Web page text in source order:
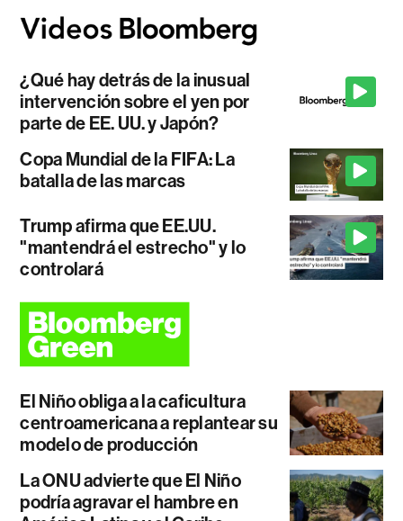
¿Qué hay detrás de la inusual
intervención sobre el yen por
parte de EE. UU. y Japón?
Copa Mundial de la FIFA: La
batalla de las marcas
Trump afirma que EE.UU.
"mantendrá el estrecho" y lo
controlará
El Niño obliga a la caficultura
centroamericana a replantear su
modelo de producción
La ONU advierte que El Niño
podría agravar el hambre en